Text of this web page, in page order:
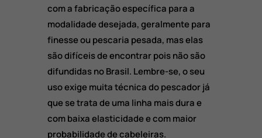
com a fabricação específica para a
modalidade desejada, geralmente para
finesse ou pescaria pesada, mas elas
são difíceis de encontrar pois não são
difundidas no Brasil. Lembre-se, o seu
uso exige muita técnica do pescador já
que se trata de uma linha mais dura e
com baixa elasticidade e com maior
probabilidade de cabeleiras.